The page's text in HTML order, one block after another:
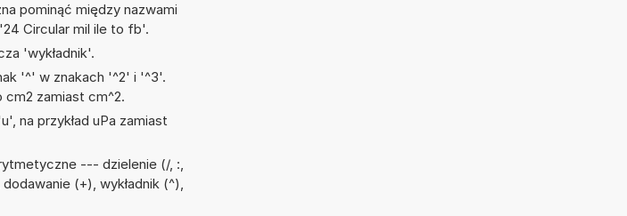
pominąć między nazwami
Circular mil ile to fb'.
'wykładnik'.
'^' w znakach '^2' i '^3'.
zamiast cm^2.
na przykład uPa zamiast
--- dzielenie (/, :,
(+), wykładnik (^),